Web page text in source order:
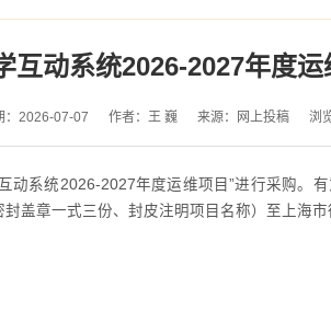
互动系统2026-2027年度
：2026-07-07 作者：王 巍 来源：网上投稿 浏
动系统2026-2027年度运维项目”进行采购。
盖章一式三份、封皮注明项目名称）至上海